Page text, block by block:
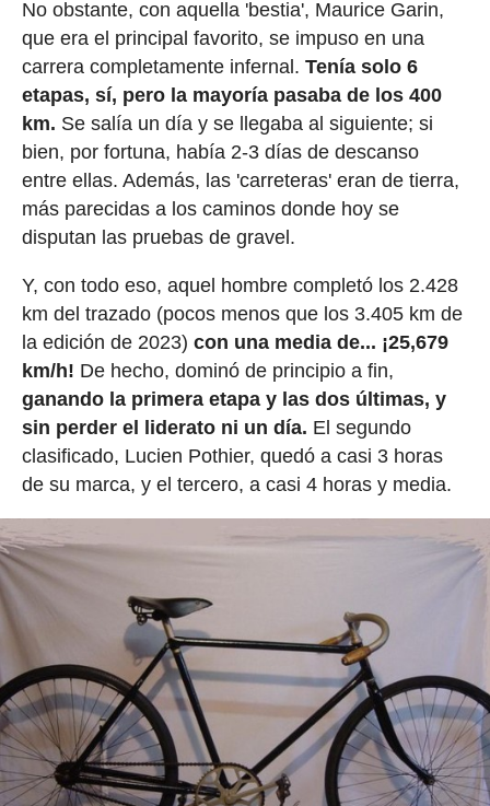
No obstante, con aquella 'bestia', Maurice Garin,
que era el principal favorito, se impuso en una
carrera completamente infernal. Tenía solo 6
etapas, sí, pero la mayoría pasaba de los 400
km. Se salía un día y se llegaba al siguiente; si
bien, por fortuna, había 2-3 días de descanso
entre ellas. Además, las 'carreteras' eran de tierra,
más parecidas a los caminos donde hoy se
disputan las pruebas de gravel.
Y, con todo eso, aquel hombre completó los 2.428
km del trazado (pocos menos que los 3.405 km de
la edición de 2023) con una media de... ¡25,679
km/h! De hecho, dominó de principio a fin,
ganando la primera etapa y las dos últimas, y
sin perder el liderato ni un día. El segundo
clasificado, Lucien Pothier, quedó a casi 3 horas
de su marca, y el tercero, a casi 4 horas y media.